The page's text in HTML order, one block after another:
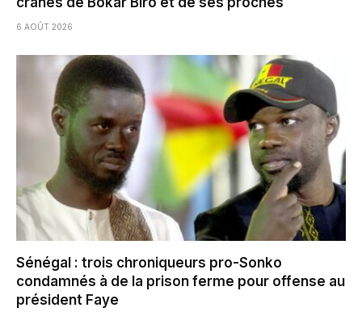
6 AOÛT 2026
Sénégal : trois chroniqueurs pro-Sonko
condamnés à de la prison ferme pour offense au
président Faye